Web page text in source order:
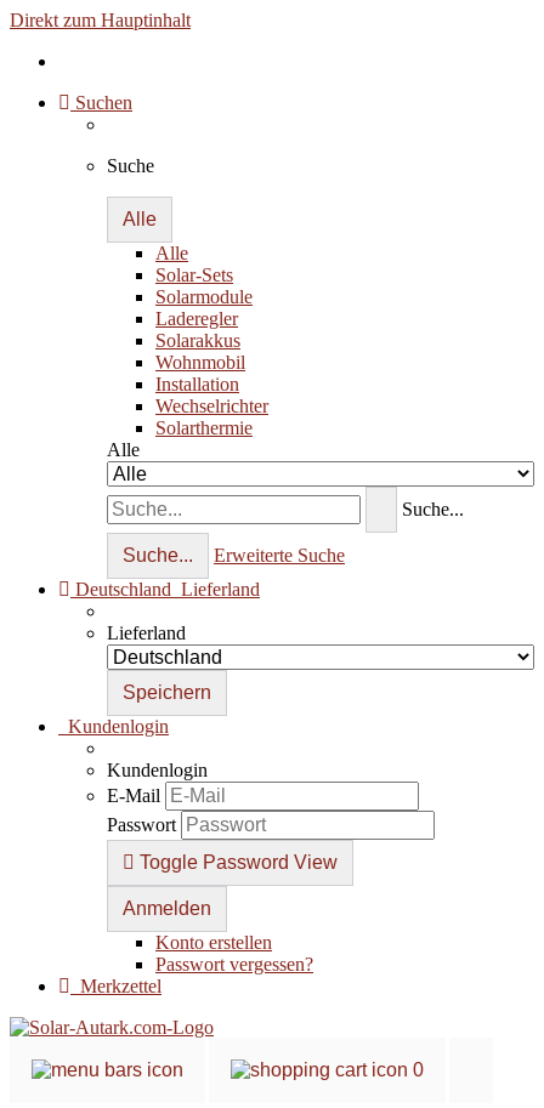
Direkt zum Hauptinhalt
Suchen
Suche
Alle
Alle
Solar-Sets
Solarmodule
Laderegler
Solarakkus
Wohnmobil
Installation
Wechselrichter
Solarthermie
Alle
Suche...
Suche...
Erweiterte Suche
Deutschland Lieferland
Lieferland
Kundenlogin
Kundenlogin
E-Mail
Passwort
Toggle Password View
Konto erstellen
Passwort vergessen?
Merkzettel
0